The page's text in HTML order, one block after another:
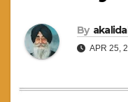
By
APR 25,